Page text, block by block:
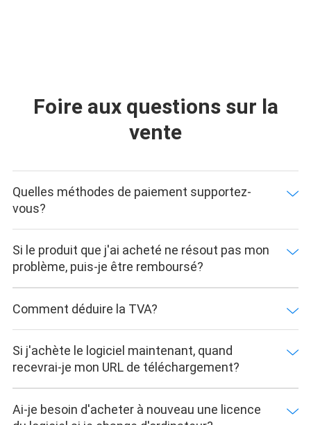
Foire aux questions sur la
vente
Quelles méthodes de paiement supportez-
vous?
Si le produit que j'ai acheté ne résout pas mon
problème, puis-je être remboursé?
Comment déduire la TVA?
Si j'achète le logiciel maintenant, quand
recevrai-je mon URL de téléchargement?
Ai-je besoin d'acheter à nouveau une licence